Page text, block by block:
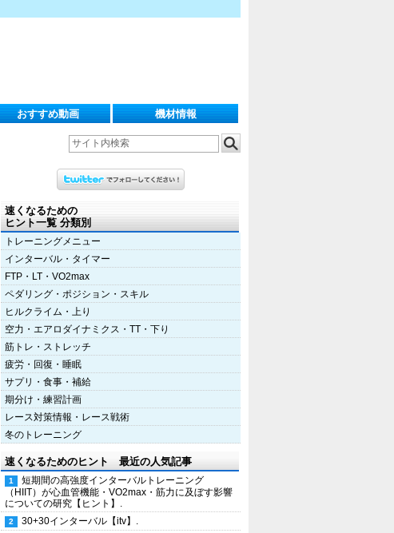
おすすめ動画 機材情報
速くなるための
ヒント一覧 分類別
トレーニングメニュー
インターバル・タイマー
FTP・LT・VO2max
ペダリング・ポジション・スキル
ヒルクライム・上り
空力・エアロダイナミクス・TT・下り
筋トレ・ストレッチ
疲労・回復・睡眠
サプリ・食事・補給
期分け・練習計画
レース対策情報・レース戦術
冬のトレーニング
速くなるためのヒント 最近の人気記事
短期間の高強度インターバルトレーニング
（HIIT）が心血管機能・VO2max・筋力に及ぼす影響
についての研究【ヒント】.
30+30インターバル【itv】.